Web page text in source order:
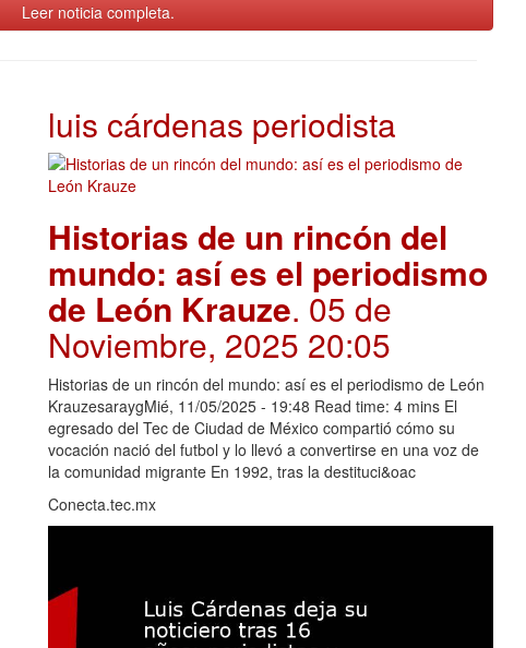
Leer noticia completa.
luis cárdenas periodista
Historias de un rincón del
mundo: así es el periodismo
de León Krauze. 05 de
Noviembre, 2025 20:05
Historias de un rincón del mundo: así es el periodismo de León
KrauzesaraygMié, 11/05/2025 - 19:48 Read time: 4 mins El
egresado del Tec de Ciudad de México compartió cómo su
vocación nació del futbol y lo llevó a convertirse en una voz de
la comunidad migrante En 1992, tras la destituci&oac
Conecta.tec.mx